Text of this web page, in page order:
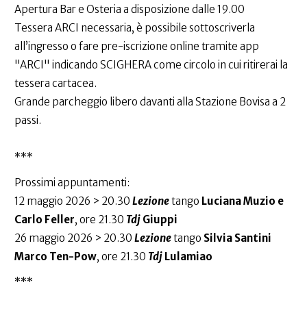
Apertura Bar e Osteria a disposizione dalle 19.00
Tessera ARCI necessaria, è possibile sottoscriverla
all’ingresso o fare pre-iscrizione online tramite app
"ARCI" indicando SCIGHERA come circolo in cui ritirerai la
tessera cartacea.
Grande parcheggio libero davanti alla Stazione Bovisa a 2
passi.
***
Prossimi appuntamenti:
12 maggio 2026 > 20.30 Lezionetango Luciana Muzio e
Carlo Feller, ore 21.30 Tdj Giuppi
26 maggio 2026 > 20.30 Lezionetango Silvia Santini
Marco Ten-Pow, ore 21.30 Tdj Lulamiao
***